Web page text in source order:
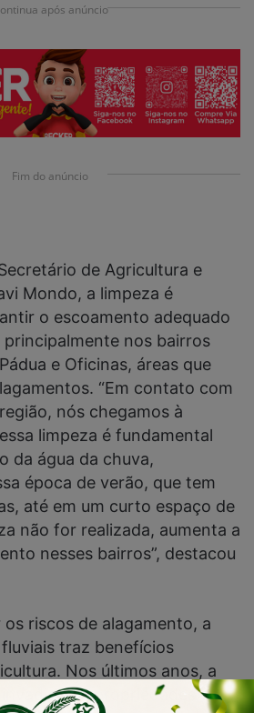
após anúncio
Fim do anúncio
de Agricultura e
Mondo, a limpeza é
o escoamento adequado
principalmente nos bairros
e Oficinas, áreas que
“Em contato com
nós chegamos à
limpeza é fundamental
da água da chuva,
época de verão, que tem
até em um curto espaço de
não for realizada, aumenta a
nesses bairros”, destacou
riscos de alagamento, a
traz benefícios
Nos últimos anos, a
as propriedades de